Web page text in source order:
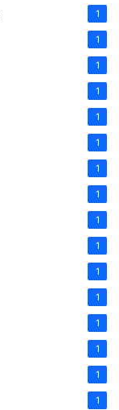
1
1
1
1
1
1
1
1
1
1
1
1
1
1
1
1